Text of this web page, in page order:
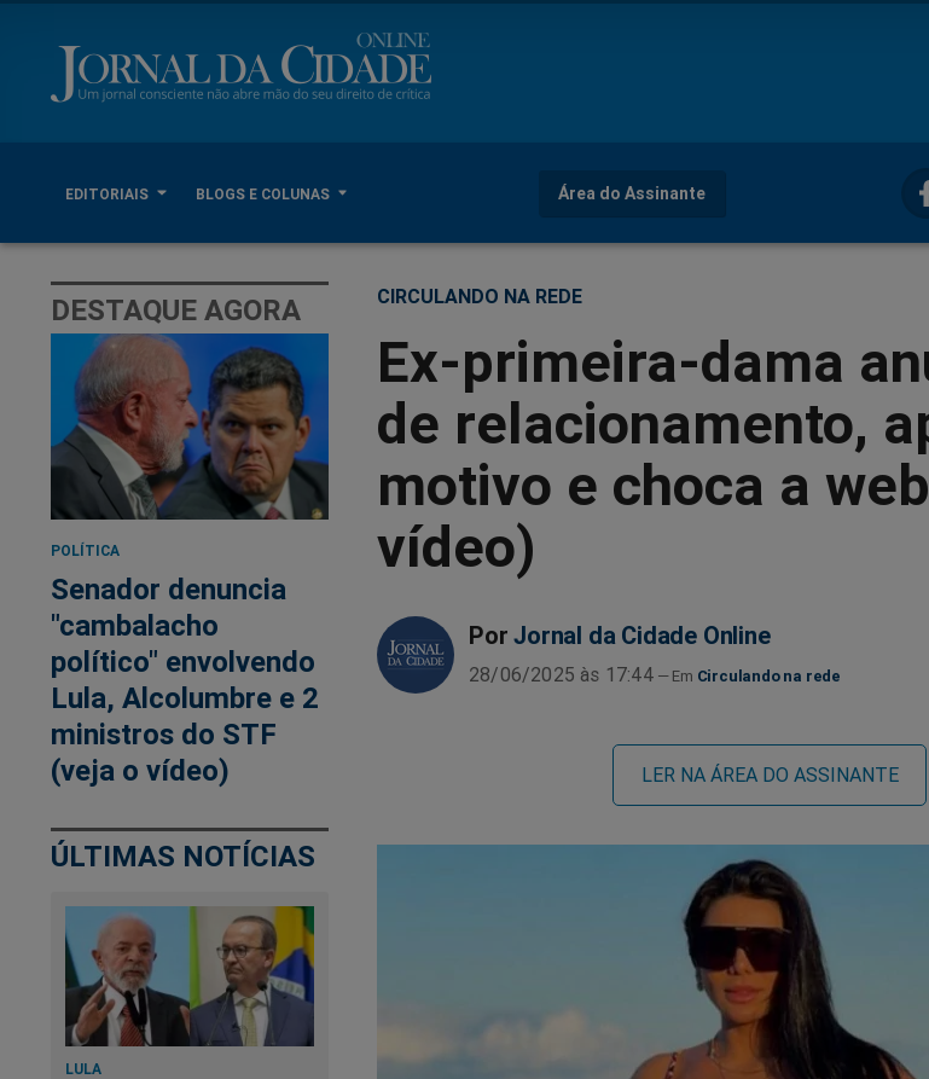
EDITORIAIS BLOGS E COLUNAS Área do Assinante
DESTAQUE AGORA
POLÍTICA
Senador denuncia
"cambalacho
político" envolvendo
Lula, Alcolumbre e 2
ministros do STF
(veja o vídeo)
ÚLTIMAS NOTÍCIAS
LULA
CIRCULANDO NA REDE
Ex-primeira-dama
de relacionamento,
motivo e choca a
vídeo)
Por Jornal da Cidade Online
28/06/2025 às 17:44 Circulando na rede
LER NA ÁREA DO ASSINANTE